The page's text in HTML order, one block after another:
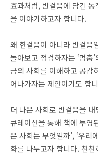
효과처럼, 반걸음에 담긴
을 이야기하고자 합니다.
왜 한걸음이 아니라 반걸음
돌아보고 점검하자는 ‘멈춤
금의 사회를 이해하고 공감
어나가자는 제안이기도 합
더 나은 사회로 반걸음을
큐레이션을 통해 책에 투영
은 사회는 무엇일까’, ‘우리
화를 나누고자 합니다. 천